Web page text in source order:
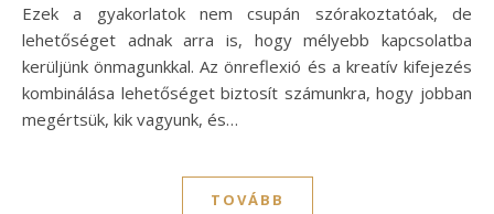
Ezek a gyakorlatok nem csupán szórakoztatóak, de
lehetőséget adnak arra is, hogy mélyebb kapcsolatba
kerüljünk önmagunkkal. Az önreflexió és a kreatív kifejezés
kombinálása lehetőséget biztosít számunkra, hogy jobban
megértsük, kik vagyunk, és…
TOVÁBB